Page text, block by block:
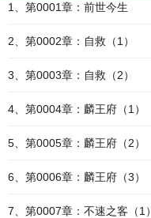
1、第0001章：前世今生
2、第0002章：自救（1）
3、第0003章：自救（2）
4、第0004章：麟王府（1）
5、第0005章：麟王府（2）
6、第0006章：麟王府（3）
7、第0007章：不速之客（1）